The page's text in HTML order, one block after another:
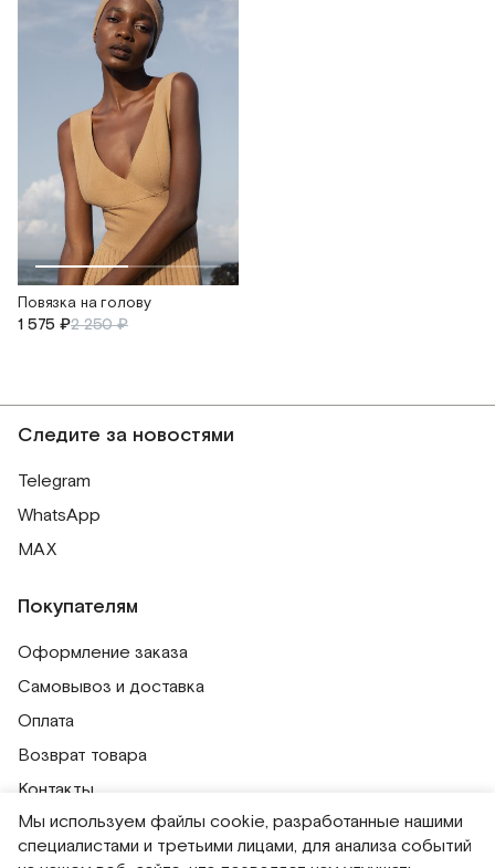
Повязка на голову
1 575 ₽2 250 ₽
Следите за новостями
Telegram
WhatsApp
MAX
Покупателям
Оформление заказа
Самовывоз и доставка
Оплата
Возврат товара
Контакты
Публичная оферта
Политика обработки персональных данных
Мы используем файлы cookie, разработанные нашими
специалистами и третьими лицами, для анализа событий